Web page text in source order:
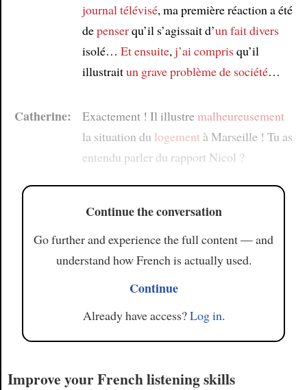
journal télévisé, ma première réaction a été
depenserqu’il s’agissait d’un fait divers
isolé… Et ensuite, j’ai comprisqu’il
illustraitun grave problème de société…
Catherine: Exactement ! Il illustre malheureusement
la situation du logement à Marseille ! Tu as
entendu parler du rapport Nicol ?
Continue the conversation
Go further and experience the full content — and
understand how French is actually used.
Continue
Already have access?Log in.
Improve your French listening skills